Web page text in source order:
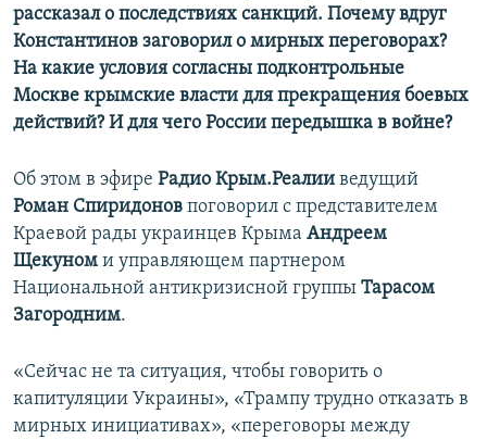
рассказал о последствиях санкций. Почему вдруг
Константинов заговорил о мирных переговорах?
На какие условия согласны подконтрольные
Москве крымские власти для прекращения боевых
действий? И для чего России передышка в войне?
Об этом в эфире Радио Крым.Реалии ведущий
Роман Спиридонов поговорил с представителем
Краевой рады украинцев Крыма Андреем
Щекуном и управляющем партнером
Национальной антикризисной группы Тарасом
Загородним.
«Сейчас не та ситуация, чтобы говорить о
капитуляции Украины», «Трампу трудно отказать в
мирных инициативах», «переговоры между